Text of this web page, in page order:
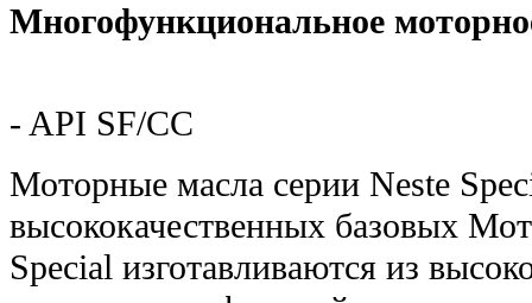
Многофункциональное
- API SF/CC
Моторные масла серии Neste
высококачественных базовых
Special изготавливаются из